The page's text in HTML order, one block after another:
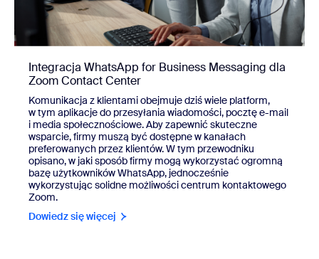
Integracja WhatsApp for Business Messaging dla
Zoom Contact Center
Komunikacja z klientami obejmuje dziś wiele platform,
w tym aplikacje do przesyłania wiadomości, pocztę e-mail
i media społecznościowe. Aby zapewnić skuteczne
wsparcie, firmy muszą być dostępne w kanałach
preferowanych przez klientów. W tym przewodniku
opisano, w jaki sposób firmy mogą wykorzystać ogromną
bazę użytkowników WhatsApp, jednocześnie
wykorzystując solidne możliwości centrum kontaktowego
Zoom.
Dowiedz się więcej